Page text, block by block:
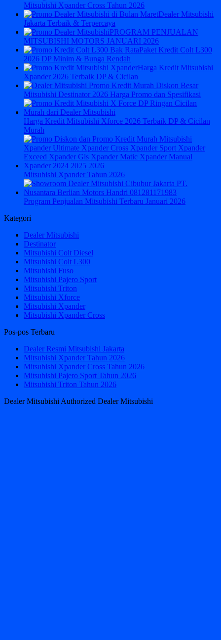
Mitsubishi Xpander Cross Tahun 2026
Dealer Mitsubishi
Jakarta Terbaik & Terpercaya
PROGRAM PENJUALAN
MITSUBISHI MOTORS JANUARI 2026
Paket Kredit Colt L300
2026 DP Minim & Bunga Rendah
Harga Kredit Mitsubishi
Xpander 2026 Terbaik DP & Cicilan
Mitsubishi Destinator 2026 Harga Promo dan Spesifikasi
Harga Kredit Mitsubishi Xforce 2026 Terbaik DP & Cicilan
Murah
Mitsubishi Xpander Tahun 2026
Program Penjualan Mitsubishi Terbaru Januari 2026
Kategori
Dealer Mitsubishi
Destinator
Mitsubishi Colt Diesel
Mitsubishi Colt L300
Mitsubishi Fuso
Mitsubishi Pajero Sport
Mitsubishi Triton
Mitsubishi Xforce
Mitsubishi Xpander
Mitsubishi Xpander Cross
Pos-pos Terbaru
Dealer Resmi Mitsubishi Jakarta
Mitsubishi Xpander Tahun 2026
Mitsubishi Xpander Cross Tahun 2026
Mitsubishi Pajero Sport Tahun 2026
Mitsubishi Triton Tahun 2026
Dealer Mitsubishi Authorized Dealer Mitsubishi